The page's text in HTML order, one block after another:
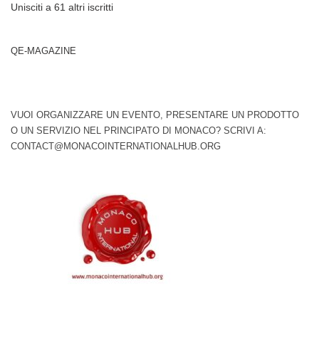
Unisciti a 61 altri iscritti
QE-MAGAZINE
VUOI ORGANIZZARE UN EVENTO, PRESENTARE UN PRODOTTO
O UN SERVIZIO NEL PRINCIPATO DI MONACO? SCRIVI A:
CONTACT@MONACOINTERNATIONALHUB.ORG